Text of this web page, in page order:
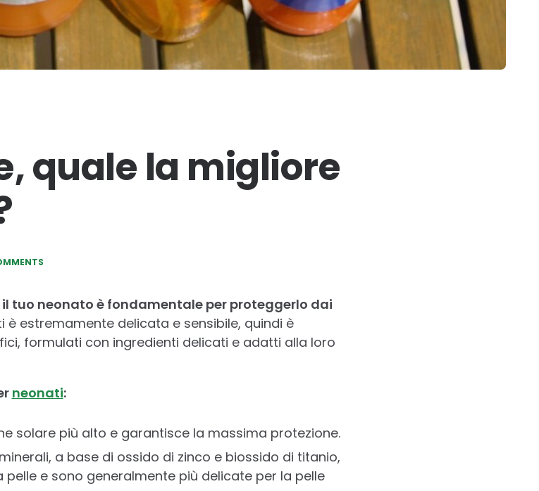
quale la migliore
tuo neonato è fondamentale per proteggerlo dai
è estremamente delicata e sensibile, quindi è
formulati con ingredienti delicati e adatti alla loro
neonati:
solare più alto e garantisce la massima protezione.
a base di ossido di zinco e biossido di titanio,
e sono generalmente più delicate per la pelle